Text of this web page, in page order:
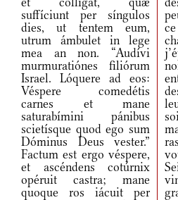
suffíciunt per síngulos
dies, ut tentem eum,
utrum ámbulet in lege
mea an non. “Audívi
murmuratiónes filiórum
Israel. Lóquere ad eos:
Véspere comedétis
carnes et mane
saturabímini pánibus
scietísque quod ego sum
Dóminus Deus vester.”
Factum est ergo véspere,
et ascéndens cotúrnix
opéruit castra; mane
quoque ros iácuit per